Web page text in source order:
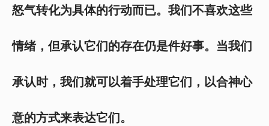
怒气转化为具体的行动而已。我们不喜欢这些
情绪，但承认它们的存在仍是件好事。当我们
承认时，我们就可以着手处理它们，以合神心
意的方式来表达它们。